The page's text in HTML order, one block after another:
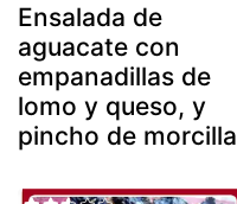
Ensalada de
aguacate con
empanadillas de
lomo y queso, y
pincho de morcilla